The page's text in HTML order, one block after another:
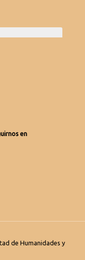
en
de Humanidades y